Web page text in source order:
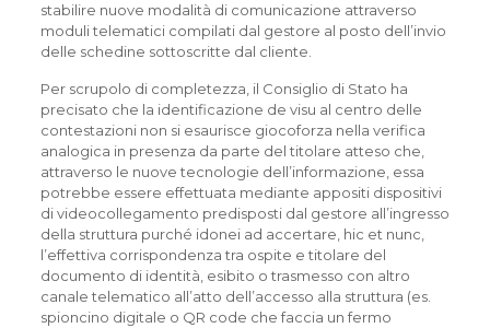
stabilire nuove modalità di comunicazione attraverso
moduli telematici compilati dal gestore al posto dell’invio
delle schedine sottoscritte dal cliente.
Per scrupolo di completezza, il Consiglio di Stato ha
precisato che la identificazione de visu al centro delle
contestazioni non si esaurisce giocoforza nella verifica
analogica in presenza da parte del titolare atteso che,
attraverso le nuove tecnologie dell’informazione, essa
potrebbe essere effettuata mediante appositi dispositivi
di videocollegamento predisposti dal gestore all’ingresso
della struttura purché idonei ad accertare, hic et nunc,
l’effettiva corrispondenza tra ospite e titolare del
documento di identità, esibito o trasmesso con altro
canale telematico all’atto dell’accesso alla struttura (es.
spioncino digitale o QR code che faccia un fermo